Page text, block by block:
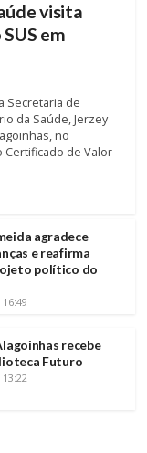
visita
em
Secretaria de
da Saúde, Jerzey
no
de Valor
agradece
e reafirma
político do
16:49
recebe
Futuro
13:22